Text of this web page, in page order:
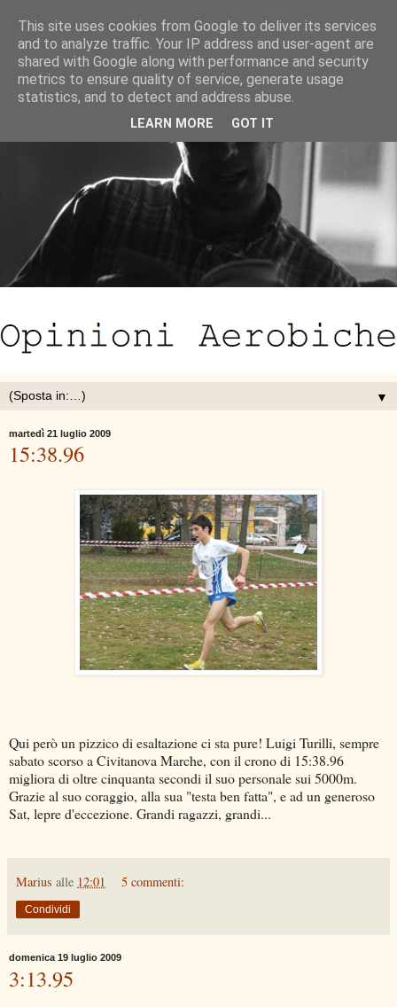
▼
martedì 21 luglio 2009
15:38.96
Qui però un pizzico di esaltazione ci sta pure! Luigi Turilli, sempre
sabato scorso a Civitanova Marche, con il crono di 15:38.96
migliora di oltre cinquanta secondi il suo personale sui 5000m.
Grazie al suo coraggio, alla sua "testa ben fatta", e ad un generoso
Sat, lepre d'eccezione. Grandi ragazzi, grandi...
Marius alle 12:01 5 commenti:
Condividi
domenica 19 luglio 2009
3:13.95
This site uses cookies from Google to deliver its services
and to analyze traffic. Your IP address and user-agent are
shared with Google along with performance and security
metrics to ensure quality of service, generate usage
statistics, and to detect and address abuse.
LEARN MORE GOT IT